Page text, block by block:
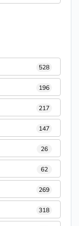
528
196
217
147
26
62
269
318